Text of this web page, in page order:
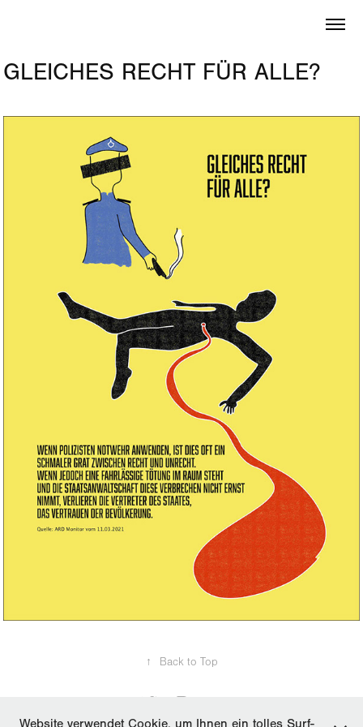
GLEICHES RECHT FÜR ALLE?
↑ Back to Top
Website verwendet Cookie, um Ihnen ein tolles Surf-